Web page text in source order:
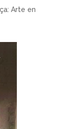
Arte en